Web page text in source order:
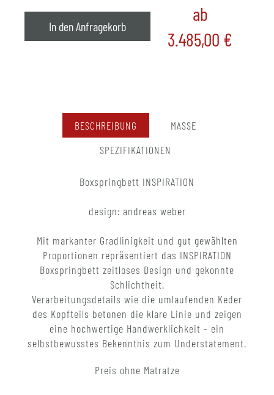
In den Anfragekorb
ab
3.485,00 €
BESCHREIBUNG
MASSE
SPEZIFIKATIONEN
Boxspringbett INSPIRATION
design: andreas weber
Mit markanter Gradlinigkeit und gut gewählten
Proportionen repräsentiert das INSPIRATION
Boxspringbett zeitloses Design und gekonnte
Schlichtheit.
Verarbeitungsdetails wie die umlaufenden Keder
des Kopfteils betonen die klare Linie und zeigen
eine hochwertige Handwerklichkeit - ein
selbstbewusstes Bekenntnis zum Understatement.
Preis ohne Matratze